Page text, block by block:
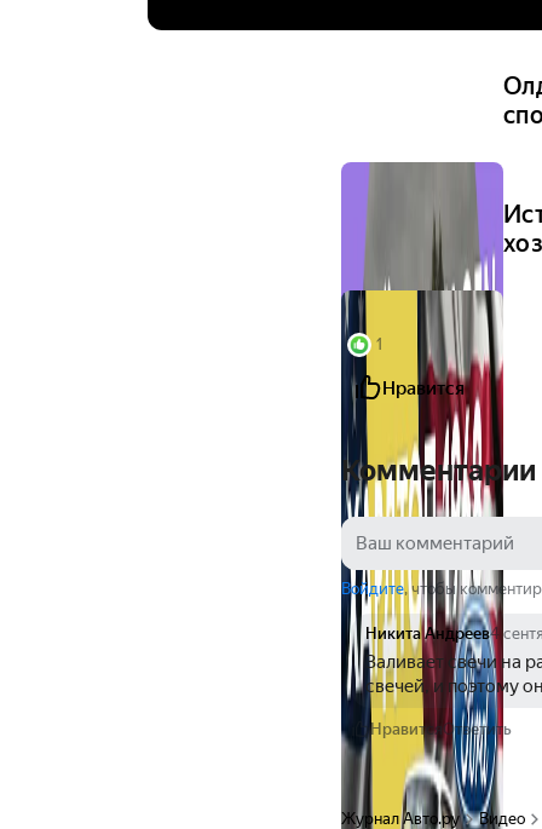
1
Нравится
Комментарии
Войдите, чтобы
Никита Андреев4
Заливает свечи на
свечей, и поэтому
Нравится Ответить
Журнал Авто.ру Видео